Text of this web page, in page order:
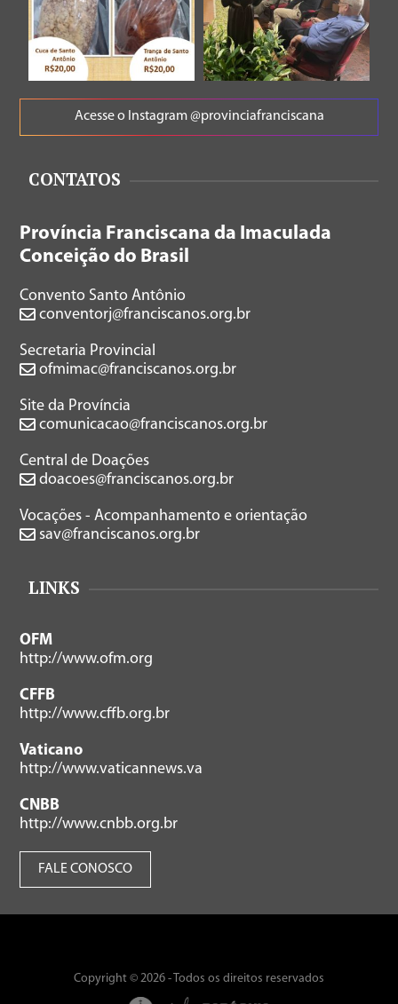
Acesse o Instagram @provinciafranciscana
CONTATOS
Província Franciscana da Imaculada
Conceição do Brasil
Convento Santo Antônio
conventorj@franciscanos.org.br
Secretaria Provincial
ofmimac@franciscanos.org.br
Site da Província
comunicacao@franciscanos.org.br
Central de Doações
doacoes@franciscanos.org.br
Vocações - Acompanhamento e orientação
sav@franciscanos.org.br
LINKS
OFM
http://www.ofm.org
CFFB
http://www.cffb.org.br
Vaticano
http://www.vaticannews.va
CNBB
http://www.cnbb.org.br
FALE CONOSCO
Copyright © 2026 - Todos os direitos reservados